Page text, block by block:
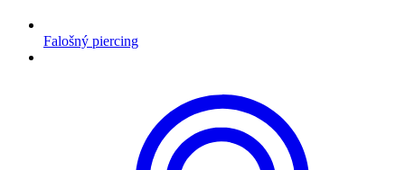
Falošný piercing